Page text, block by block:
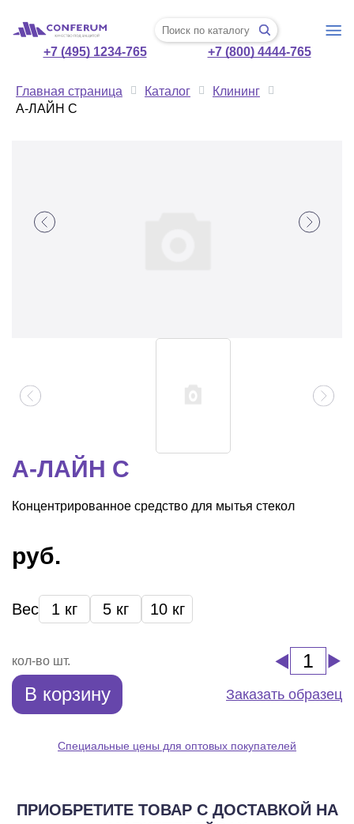
+7 (495) 1234-765 +7 (800) 4444-765
Главная страница Каталог
Клининг
А-ЛАЙН С
Средства
А-ЛАЙН С
Концентрированное средство для мытья стекол
руб.
Вес 1 кг 5 кг 10 кг
кол-во шт.
В корзину Заказать образец
Специальные цены для оптовых покупателей
ПРИОБРЕТИТЕ ТОВАР С ДОСТАВКОЙ НА